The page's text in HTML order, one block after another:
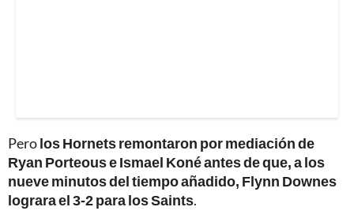
Perolos Hornets remontaron por mediación de
Ryan Porteous e Ismael Koné antes de que, a los
nueve minutos del tiempo añadido, Flynn Downes
lograra el 3-2 para los Saints.